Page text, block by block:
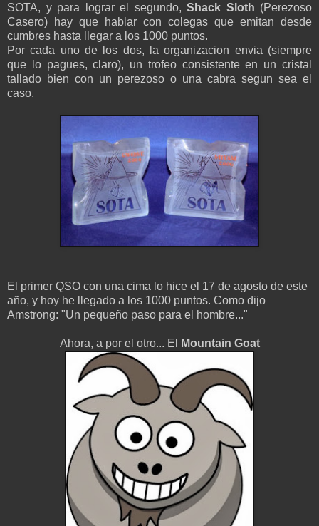
SOTA, y para lograr el segundo, Shack Sloth (Perezoso
Casero) hay que hablar con colegas que emitan desde
cumbres hasta llegar a los 1000 puntos.
Por cada uno de los dos, la organizacion envia (siempre
que lo pagues, claro), un trofeo consistente en un cristal
tallado bien con un perezoso o una cabra segun sea el
caso.
El primer QSO con una cima lo hice el 17 de agosto de este
año, y hoy he llegado a los 1000 puntos. Como dijo
Amstrong: "Un pequeño paso para el hombre..."
Ahora, a por el otro... El Mountain Goat